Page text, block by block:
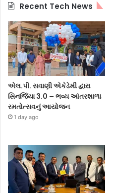
Recent Tech News
એલ.પી. સવાણી એકેડેમી દ્વારા
સિનર્જિયા 3.0 – ભવ્ય આંતરશાળા
રમતોત્સવનું આયોજન
1 day ago